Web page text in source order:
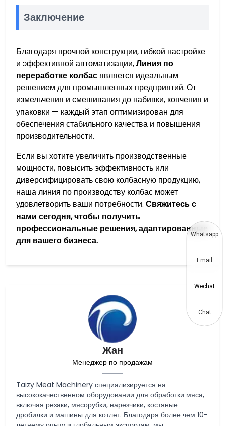
Заключение
Благодаря прочной конструкции, гибкой настройке
и эффективной автоматизации,Линия по
переработке колбасявляется идеальным
решением для промышленных предприятий. От
измельчения и смешивания до набивки, копчения и
упаковки — каждый этап оптимизирован для
обеспечения стабильного качества и повышения
производительности.
Если вы хотите увеличить производственные
мощности, повысить эффективность или
диверсифицировать свою колбасную продукцию,
наша линия по производству колбас может
удовлетворить ваши потребности. Свяжитесь с
нами сегодня, чтобы получить
профессиональные решения, адаптированные
для вашего бизнеса.
Жан
Менеджер по продажам
Taizy Meat Machinery специализируется на
высококачественном оборудовании для обработки мяса,
включая резаки, мясорубки, нарезчики, костяные
дробилки и машины для котлет. Благодаря более чем 10-
Whatsapp
Email
Wechat
Chat